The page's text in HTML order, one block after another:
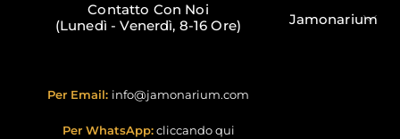
Contatto Con Noi
(Lunedì - Venerdì, 8-16 Ore)
Per Email: info@jamonarium.com
Per WhatsApp: cliccando qui
Jamonarium